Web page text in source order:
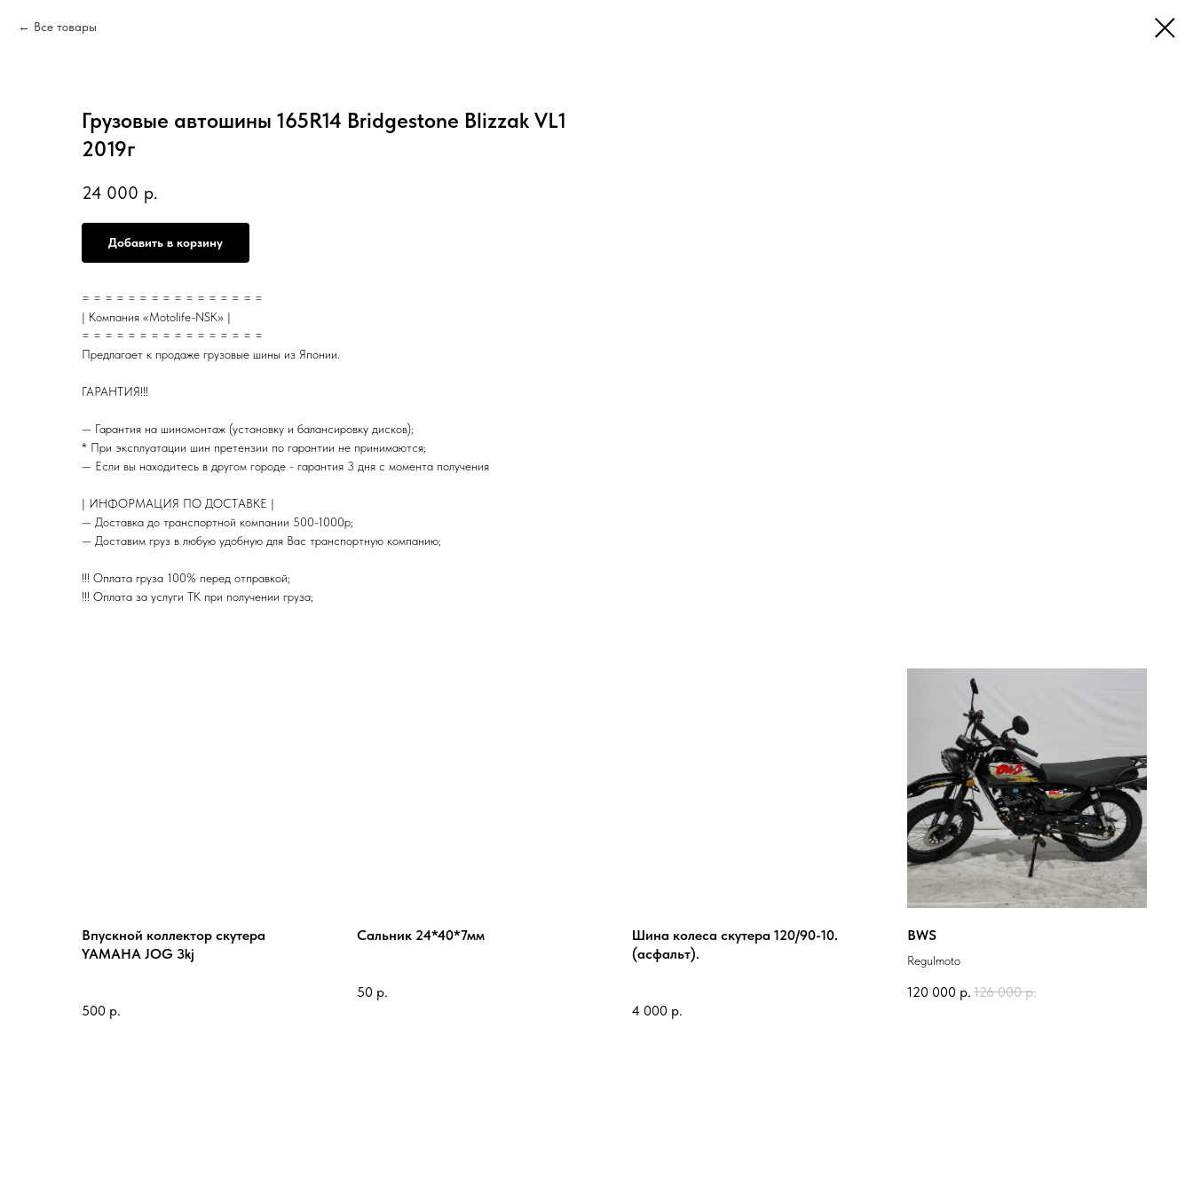
Все товары
Грузовые автошины 165R14 Bridgestone Blizzak VL1
2019г
24 000 р.
Добавить в корзину
= = = = = = = = = = = = = = = =
| Компания «Motolife-NSK» |
= = = = = = = = = = = = = = = =
Предлагает к продаже грузовые шины из Японии.
ГАРАНТИЯ!!!
— Гарантия на шиномонтаж (установку и балансировку дисков);
* При эксплуатации шин претензии по гарантии не принимаются;
— Если вы находитесь в другом городе - гарантия 3 дня с момента получения
| ИНФОРМАЦИЯ ПО ДОСТАВКЕ |
— Доставка до транспортной компании 500-1000р;
— Доставим груз в любую удобную для Вас транспортную компанию;
!!! Оплата груза 100% перед отправкой;
!!! Оплата за услуги ТК при получении груза;
Впускной коллектор скутера
YAMAHA JOG 3kj
500 р.
Сальник 24*40*7мм
50 р.
Шина колеса скутера 120/90-10.
(асфальт).
4 000 р.
BWS
Regulmoto
120 000 р. 126 000 р.